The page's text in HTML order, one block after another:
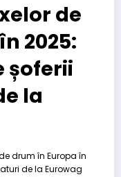
de
2025:
șoferii
la